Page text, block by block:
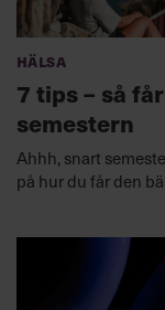
Hälsa
7 tips – så
semestern
Ahhh, snart
på hur du får den